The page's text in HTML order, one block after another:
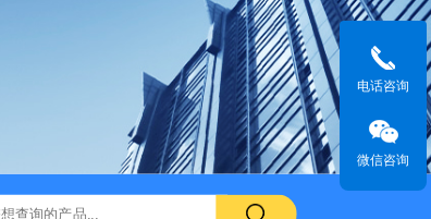
电话咨询
微信咨询